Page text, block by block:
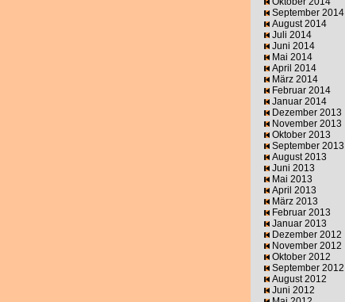
September 2014
August 2014
Juli 2014
Juni 2014
Mai 2014
April 2014
März 2014
Februar 2014
Januar 2014
Dezember 2013
November 2013
Oktober 2013
September 2013
August 2013
Juni 2013
Mai 2013
April 2013
März 2013
Februar 2013
Januar 2013
Dezember 2012
November 2012
Oktober 2012
September 2012
August 2012
Juni 2012